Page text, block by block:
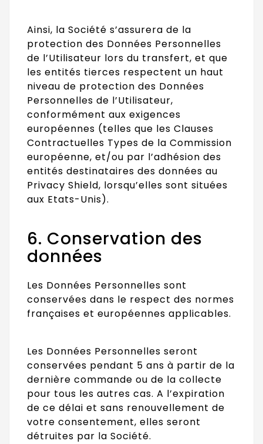
Ainsi, la Société s’assurera de la
protection des Données Personnelles
de l’Utilisateur lors du transfert, et que
les entités tierces respectent un haut
niveau de protection des Données
Personnelles de l’Utilisateur,
conformément aux exigences
européennes (telles que les Clauses
Contractuelles Types de la Commission
européenne, et/ou par l’adhésion des
entités destinataires des données au
Privacy Shield, lorsqu’elles sont situées
aux Etats-Unis).
6. Conservation des
données
Les Données Personnelles sont
conservées dans le respect des normes
françaises et européennes applicables.
Les Données Personnelles seront
conservées pendant 5 ans à partir de la
dernière commande ou de la collecte
pour tous les autres cas. A l’expiration
de ce délai et sans renouvellement de
votre consentement, elles seront
détruites par la Société.